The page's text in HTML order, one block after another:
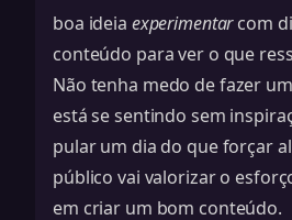
boa ideia experimentarcom
conteúdo para ver o que
Não tenha medo de fazer
está se sentindo sem
pular um dia do que forçar
público vai valorizar o
em criar um bom conteúdo.